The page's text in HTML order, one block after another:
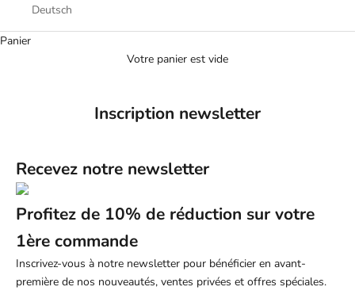
Deutsch
Panier
Votre panier est vide
Inscription newsletter
Recevez notre newsletter
Profitez de 10% de réduction sur votre
1ère commande
Inscrivez-vous à notre newsletter pour bénéficier en avant-
première de nos nouveautés, ventes privées et offres spéciales.